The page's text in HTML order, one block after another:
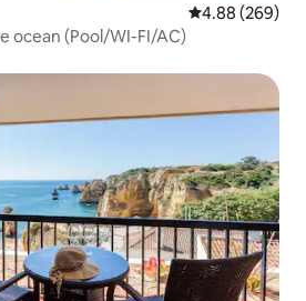
4.88 out of 5
4.88 (269)
ocean (Pool/WI-FI/AC)